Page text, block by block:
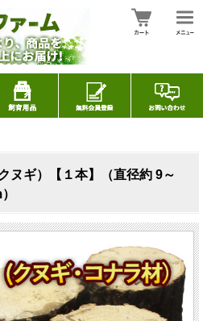
ヌギ）【１本】（直径約 9～